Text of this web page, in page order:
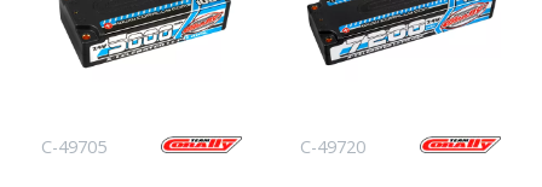
C-49705 C-49720